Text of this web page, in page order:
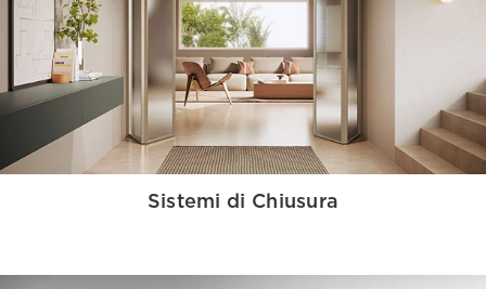
Sistemi di Chiusura